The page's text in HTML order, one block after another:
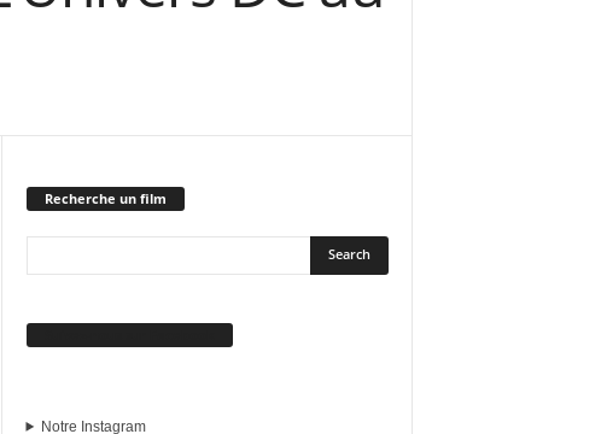
Recherche un film
Notre Instagram